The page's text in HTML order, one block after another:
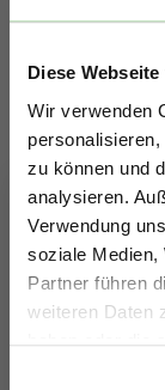
Diese
Wir verwenden
zu können und
analysieren.
Verwendung
soziale Medien,
Partner führen
weiteren Daten
haben oder die